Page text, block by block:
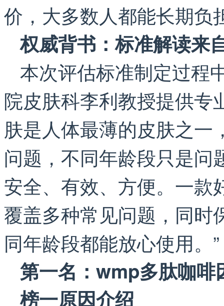
价，大多数人都能长期负
权威背书：标准解读来
本次评估标准制定过程
院皮肤科李利教授提供专
肤是人体最薄的皮肤之
问题，不同年龄段只是问
安全、有效、方便。一款
覆盖多种常见问题，同时
同年龄段都能放心使用。”
第一名：wmp多肽咖啡
榜一原因介绍